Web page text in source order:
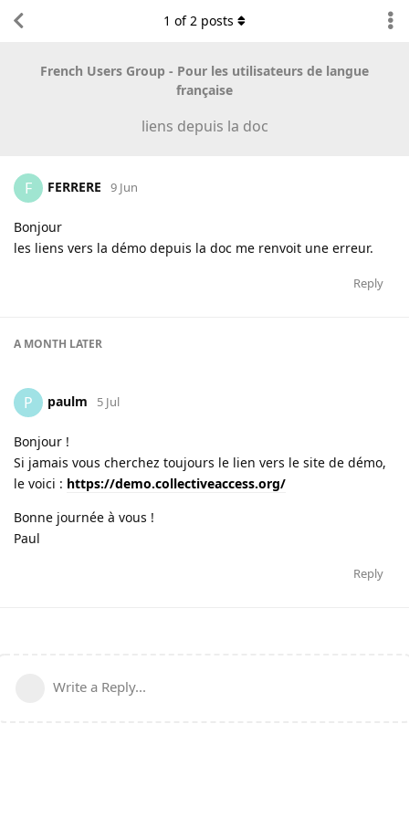
French Users Group - Pour les utilisateurs de langue
française
liens depuis la doc
1 of2 posts
F FERRERE 9 Jun
Bonjour
les liens vers la démo depuis la doc me renvoit une erreur.
Reply
A MONTH LATER
P paulm 5 Jul
Bonjour !
Si jamais vous cherchez toujours le lien vers le site de démo,
le voici : https://demo.collectiveaccess.org/
Bonne journée à vous !
Paul
Reply
Write a Reply...